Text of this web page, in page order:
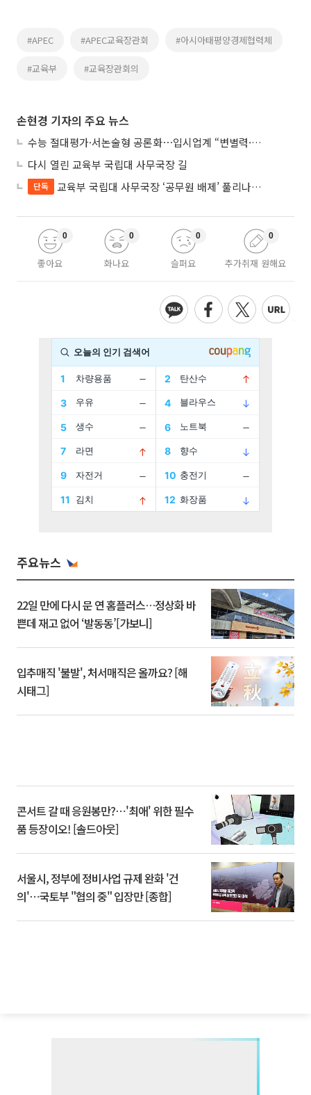
#APEC #APEC교육장관회 #아시아태평양경제협력체
#교육부 #교육장관회의
손현경 기자의 주요 뉴스
수능 절대평가·서논술형 공론화⋯입시업계 “변별력·사교육 대책 먼저”
다시 열린 교육부 국립대 사무국장 길
단독 교육부 국립대 사무국장 ‘공무원 배제’ 풀리나…응시자격 다시 열렸다
좋아요
0
화나요
0
슬퍼요
0
추가취재 원해요
0
주요뉴스
22일 만에 다시 문 연 홈플러스…정상화 바
쁜데 재고 없어 ‘발동동’[가보니]
입추매직 '불발', 처서매직은 올까요? [해
시태그]
콘서트 갈 때 응원봉만?⋯'최애' 위한 필수
품 등장이오! [솔드아웃]
서울시, 정부에 정비사업 규제 완화 '건
의'⋯국토부 "협의 중" 입장만 [종합]